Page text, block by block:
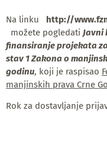
Na linku http://
možete pogledati Javni
finansiranje projekata
stav 1 Zakona o
godinu, koji je raspisao
manjinskih prava Crne
Rok za dostavljanje